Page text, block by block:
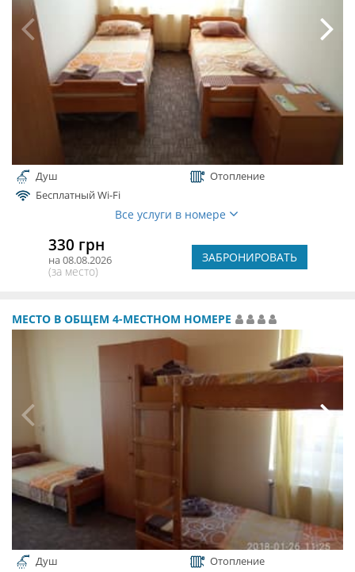
Душ
Отопление
Бесплатный Wi-Fi
Все услуги в номере
330 грн
на 08.08.2026
(за место)
ЗАБРОНИРОВАТЬ
МЕСТО В ОБЩЕМ 4-МЕСТНОМ НОМЕРЕ
Душ
Отопление